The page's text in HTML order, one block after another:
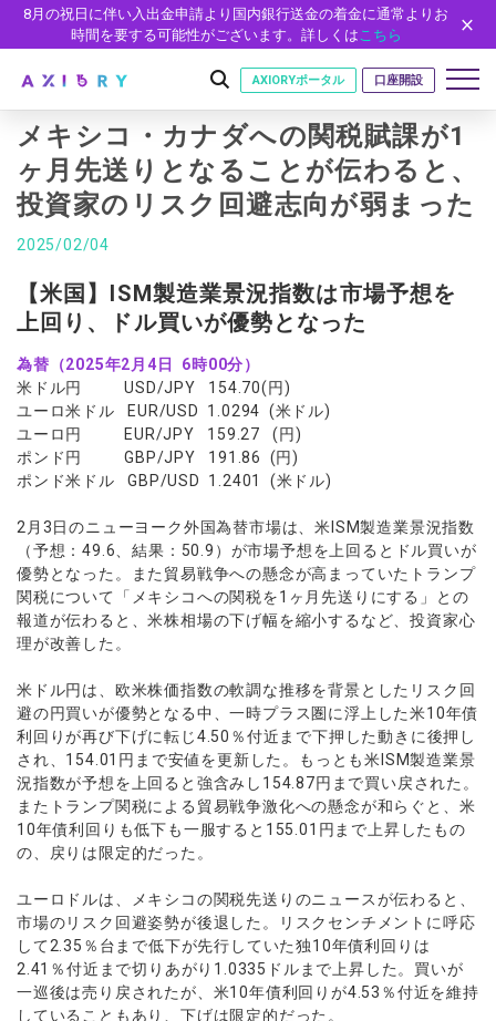
8月の祝日に伴い入出金申請より国内銀行送金の着金に通常よりお
時間を要する可能性がございます。詳しくはこちら
はじめに
はじめに
安全性
取引
取引商品
FX（通貨ペア）
現物株式
ETF
株式CFD
株価指数CFD
エネルギーCFD
貴金属CFD
ソフトコモディティCFD
NEW
バトルCFD
取引条件
スプレッド・手数料
ゼロカットとロスカット
スワップとロールオーバー
入出金方法
レバレッジ
NEW
約定率
取引時間
取引計算シミュレーター
注文執行ポリシー
経済指標・予測カレンダー
休眠口座と凍結口座
口座
口座の種類
口座タイプ
法人のお客様
ゼロ口座
NEW
デモ口座
口座開設
口座開設フォーム
必要書類
開設方法
プラットフォーム
プラットフォーム
MT5
MT4
cTrader
AXIORYポータル
ツール
MT4/MT5 ヒストリカルデータ
EA(エキスパートアドバイザー)
カスタムインジケーター
ストライク インジケータ
MQLシグナル
NEW
通貨インデックス
パートナー
パートナーシップ・プログラム
イントロデュース・パートナープログラム（IP）
ニュース
ニュースリリース
マーケットニュース
コーポレートニュース
キャンペーン
トレードガイド
会社概要
会社概要
役員紹介
お問合せ
よくあるご質問
日本語
عربى
English
Español
ไทย
Tiếng Việt
口座開設する
法人のお客様はこちら
AXIORYポータル 口座開設
メキシコ・カナダへの関税賦課が1
ヶ月先送りとなることが伝わると、
投資家のリスク回避志向が弱まった
2025/02/04
【米国】ISM製造業景況指数は市場予想を
上回り、ドル買いが優勢となった
為替（2025年2月4日 6時00分）
米ドル円 USD/JPY 154.70(円)
ユーロ米ドル EUR/USD 1.0294 (米ドル)
ユーロ円 EUR/JPY 159.27 (円)
ポンド円 GBP/JPY 191.86 (円)
ポンド米ドル GBP/USD 1.2401 (米ドル)
2月3日のニューヨーク外国為替市場は、米ISM製造業景況指数
（予想：49.6、結果：50.9）が市場予想を上回るとドル買いが
優勢となった。また貿易戦争への懸念が高まっていたトランプ
関税について「メキシコへの関税を1ヶ月先送りにする」との
報道が伝わると、米株相場の下げ幅を縮小するなど、投資家心
理が改善した。
米ドル円は、欧米株価指数の軟調な推移を背景としたリスク回
避の円買いが優勢となる中、一時プラス圏に浮上した米10年債
利回りが再び下げに転じ4.50％付近まで下押した動きに後押し
され、154.01円まで安値を更新した。もっとも米ISM製造業景
況指数が予想を上回ると強含みし154.87円まで買い戻された。
またトランプ関税による貿易戦争激化への懸念が和らぐと、米
10年債利回りも低下も一服すると155.01円まで上昇したもの
の、戻りは限定的だった。
ユーロドルは、メキシコの関税先送りのニュースが伝わると、
市場のリスク回避姿勢が後退した。リスクセンチメントに呼応
して2.35％台まで低下が先行していた独10年債利回りは
2.41％付近まで切りあがり1.0335ドルまで上昇した。買いが
一巡後は売り戻されたが、米10年債利回りが4.53％付近を維持
していることもあり、下げは限定的だった。